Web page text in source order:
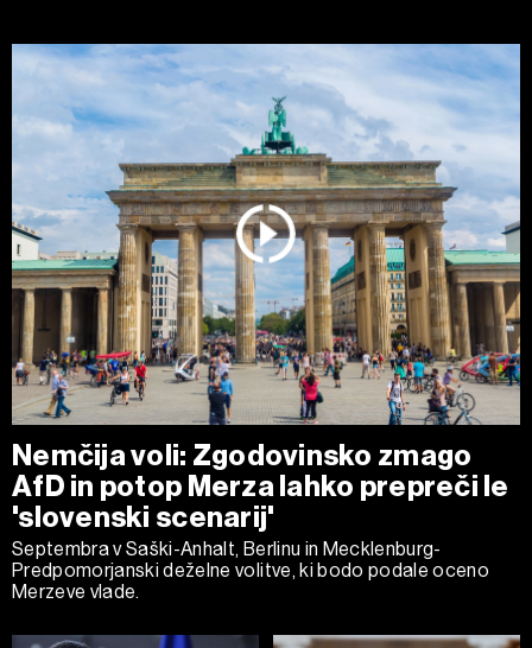
Nemčija voli: Zgodovinsko zmago
AfD in potop Merza lahko prepreči le
'slovenski scenarij'
Septembra v Saški-Anhalt, Berlinu in Mecklenburg-
Predpomorjanski deželne volitve, ki bodo podale oceno
Merzeve vlade.